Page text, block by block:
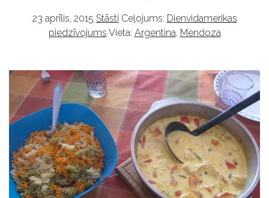
23 aprīlis, 2015 Stāsti Ceļojums: Dienvidamerikas
piedzīvojums Vieta: Argentina, Mendoza